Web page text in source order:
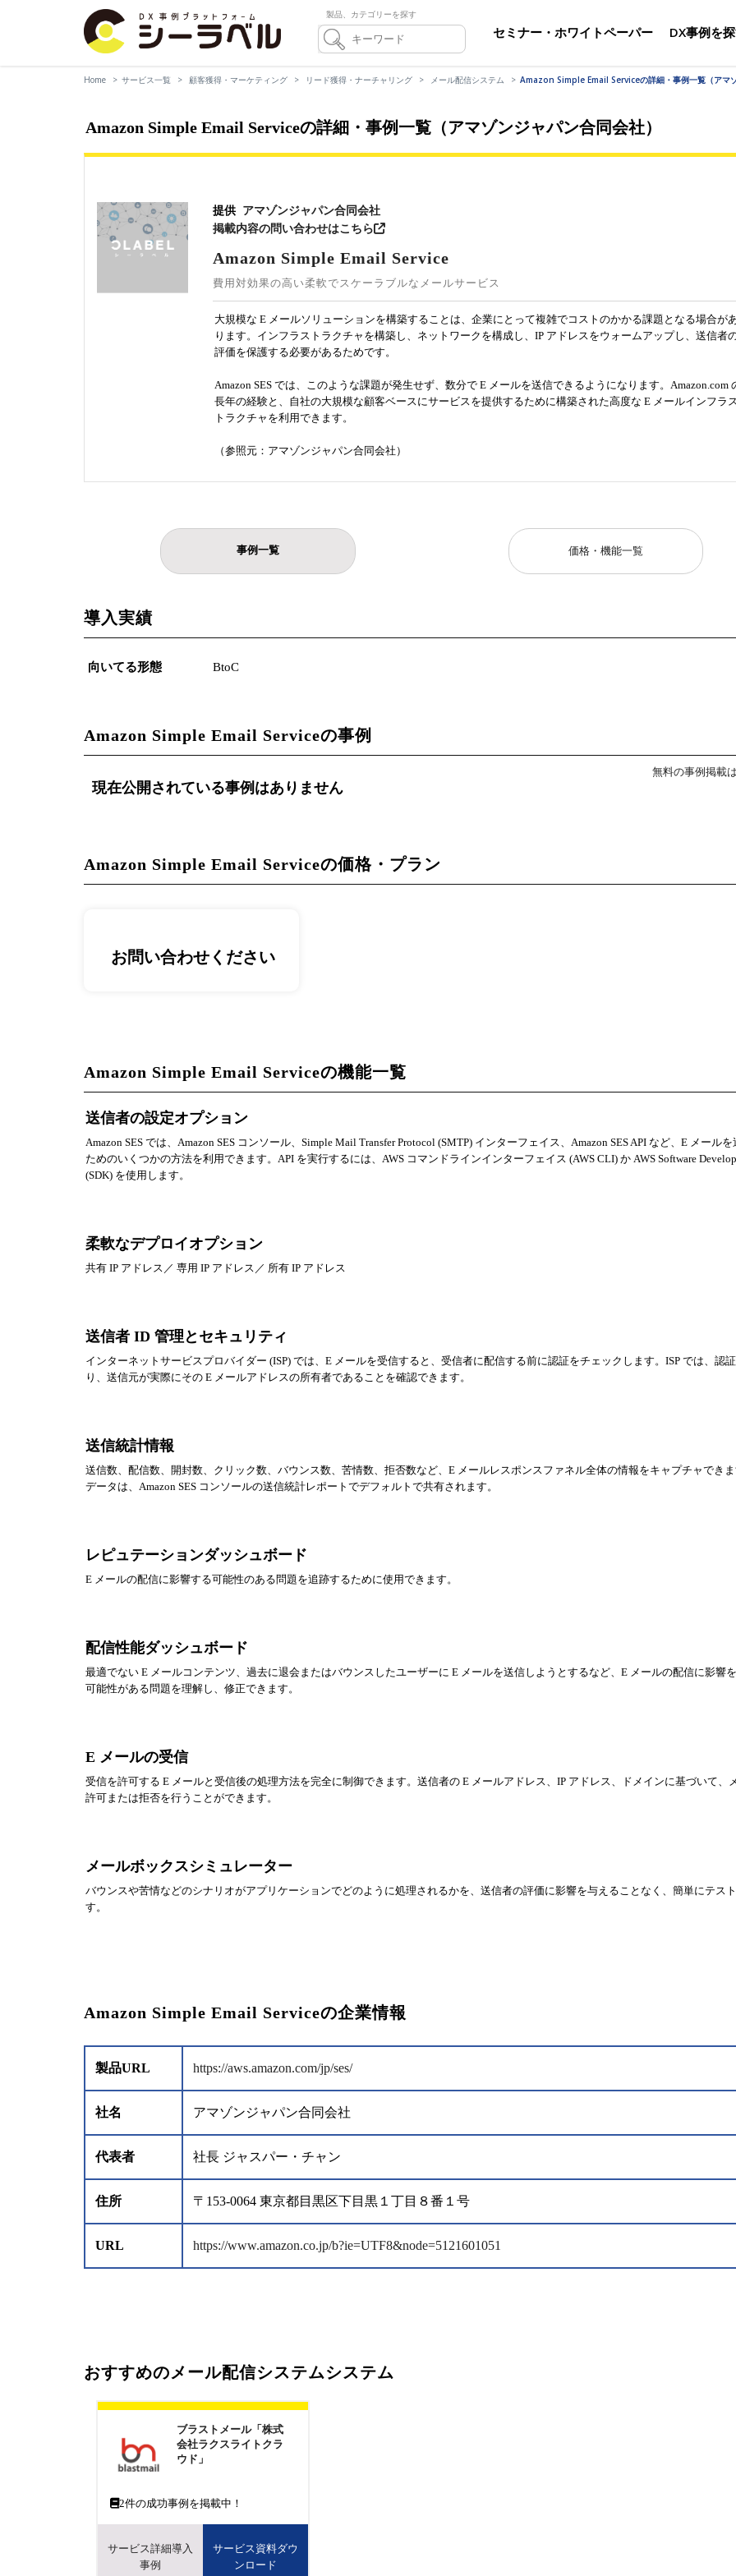
製品、カテゴリーを探す
セミナー・ホワイトペーパー DX事例を
Home サービス一覧 顧客獲得・マーケティング リード獲得・ナーチャリング メール配信システム Amazon Simple Email Serviceの詳細・事例一覧（アマ
Amazon Simple Email Serviceの詳細・事例一覧（アマゾンジャパン合同会社）
提供 アマゾンジャパン合同会社
掲載内容の問い合わせはこちら
Amazon Simple Email Service
費用対効果の高い柔軟でスケーラブルなメールサービス
大規模な E メールソリューションを構築することは、企業にとって複雑でコストのかかる課題となる場合が
ります。インフラストラクチャを構築し、ネットワークを構成し、IP アドレスをウォームアップし、送信者
評価を保護する必要があるためです。
Amazon SES では、このような課題が発生せず、数分で E メールを送信できるようになります。Amazon.com
長年の経験と、自社の大規模な顧客ベースにサービスを提供するために構築された高度な E メールインフラ
トラクチャを利用できます。
（参照元：アマゾンジャパン合同会社）
事例一覧 価格・機能一覧
導入実績
向いてる形態 BtoC
Amazon Simple Email Serviceの事例
無料の事例掲載
現在公開されている事例はありません
Amazon Simple Email Serviceの価格・プラン
お問い合わせください
Amazon Simple Email Serviceの機能一覧
送信者の設定オプション
Amazon SES では、Amazon SES コンソール、Simple Mail Transfer Protocol (SMTP) インターフェイス、Amazon SES API など、E メール
ためのいくつかの方法を利用できます。API を実行するには、AWS コマンドラインインターフェイス (AWS CLI) か AWS Software
(SDK) を使用します。
柔軟なデプロイオプション
共有 IP アドレス／ 専用 IP アドレス／ 所有 IP アドレス
送信者 ID 管理とセキュリティ
インターネットサービスプロバイダー (ISP) では、E メールを受信すると、受信者に配信する前に認証をチェックします。ISP では、認
り、送信元が実際にその E メールアドレスの所有者であることを確認できます。
送信統計情報
送信数、配信数、開封数、クリック数、バウンス数、苦情数、拒否数など、E メールレスポンスファネル全体の情報をキャプチャでき
データは、Amazon SES コンソールの送信統計レポートでデフォルトで共有されます。
レピュテーションダッシュボード
E メールの配信に影響する可能性のある問題を追跡するために使用できます。
配信性能ダッシュボード
最適でない E メールコンテンツ、過去に退会またはバウンスしたユーザーに E メールを送信しようとするなど、E メールの配信に影響
可能性がある問題を理解し、修正できます。
E メールの受信
受信を許可する E メールと受信後の処理方法を完全に制御できます。送信者の E メールアドレス、IP アドレス、ドメインに基づいて、
許可または拒否を行うことができます。
メールボックスシミュレーター
バウンスや苦情などのシナリオがアプリケーションでどのように処理されるかを、送信者の評価に影響を与えることなく、簡単にテス
す。
Amazon Simple Email Serviceの企業情報
製品URL https://aws.amazon.com/jp/ses/
社名 アマゾンジャパン合同会社
代表者 社長 ジャスパー・チャン
住所 〒153-0064 東京都目黒区下目黒１丁目８番１号
URL https://www.amazon.co.jp/b?ie=UTF8&node=5121601051
おすすめのメール配信システムシステム
ブラストメール「株式
会社ラクスライトクラ
ウド」
2件の成功事例を掲載中！
サービス詳細導入
事例
サービス資料ダウ
ンロード